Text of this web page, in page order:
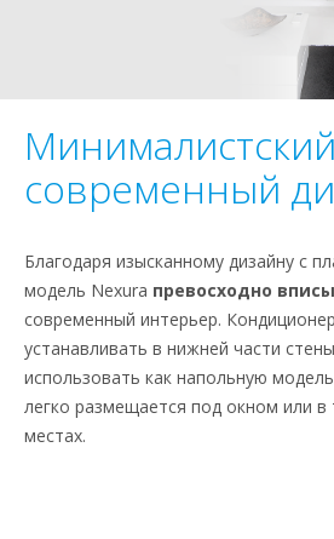
современный
Благодаря изысканному дизайну с
модель Nexura превосходно
современный интерьер.
устанавливать в нижней части
использовать как напольную
легко размещается под окном или в
местах.